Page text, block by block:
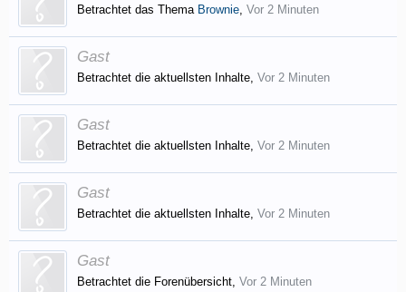
Betrachtet das Thema Brownie, Vor 2 Minuten
Gast
Betrachtet die aktuellsten Inhalte, Vor 2 Minuten
Gast
Betrachtet die aktuellsten Inhalte, Vor 2 Minuten
Gast
Betrachtet die aktuellsten Inhalte, Vor 2 Minuten
Gast
Betrachtet die Forenübersicht, Vor 2 Minuten